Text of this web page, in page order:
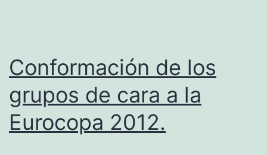
Conformación de los
grupos de cara a la
Eurocopa 2012.